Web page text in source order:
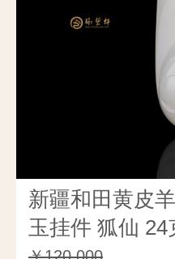
新疆和田黄皮
玉挂件 狐仙 24